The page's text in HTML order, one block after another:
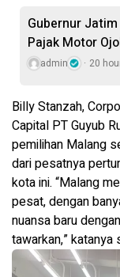
Gubernur
Pajak Motor
admin 20
Billy Stanzah,
Capital PT Guyub
pemilihan Malang
dari pesatnya
kota ini. “Malang
pesat, dengan
nuansa baru
tawarkan,” katanya